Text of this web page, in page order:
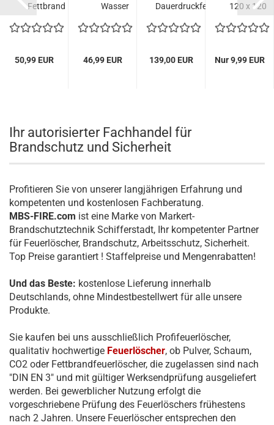
Fettbrand
Feuerlöscher...
50,99 EUR
Wasser
Feuerlöscher...
46,99 EUR
Dauerdruckfeuerlöscher...
139,00 EUR
120 x 120
1869:2019...
Nur 9,99 EUR
Ihr autorisierter Fachhandel für
Brandschutz und Sicherheit
Profitieren Sie von unserer langjährigen Erfahrung und
kompetenten und kostenlosen Fachberatung.
MBS-FIRE.com ist eine Marke von Markert-
Brandschutztechnik Schifferstadt, Ihr kompetenter Partner
für Feuerlöscher, Brandschutz, Arbeitsschutz, Sicherheit.
Top Preise garantiert ! Staffelpreise und Mengenrabatten!
Und das Beste: kostenlose Lieferung innerhalb
Deutschlands, ohne Mindestbestellwert für alle unsere
Produkte.
Sie kaufen bei uns ausschließlich Profifeuerlöscher,
qualitativ hochwertige Feuerlöscher, ob Pulver, Schaum,
CO2 oder Fettbrandfeuerlöscher, die zugelassen sind nach
"DIN EN 3" und mit gültiger Werksendprüfung ausgeliefert
werden. Bei gewerblicher Nutzung erfolgt die
vorgeschriebene Prüfung des Feuerlöschers frühestens
nach 2 Jahren. Unsere Feuerlöscher entsprechen den